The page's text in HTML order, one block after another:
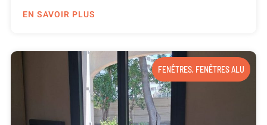
EN SAVOIR PLUS
FENÊTRES, FENÊTRES ALU